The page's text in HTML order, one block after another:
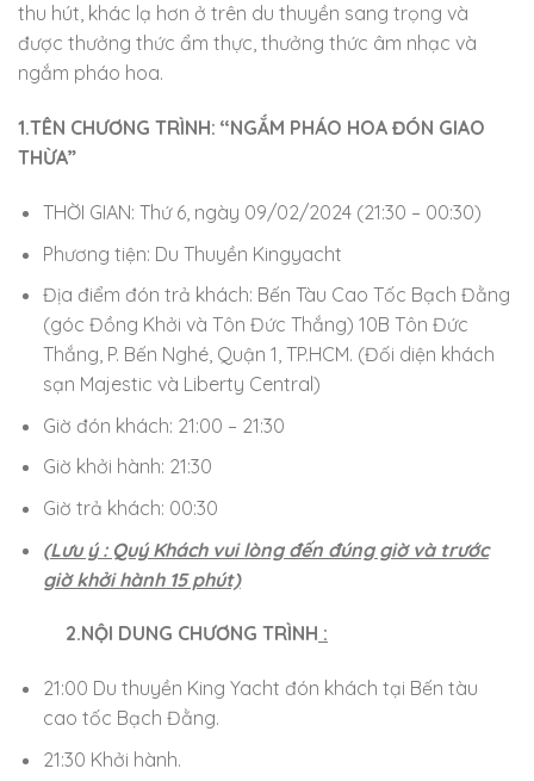
thu hút, khác lạ hơn ở trên du thuyền sang trọng và
được thưởng thức ẩm thực, thưởng thức âm nhạc và
ngắm pháo hoa.
1.TÊN CHƯƠNG TRÌNH: ‘‘NGẮM PHÁO HOA ĐÓN GIAO
THỪA”
THỜI GIAN: Thứ 6, ngày 09/02/2024 (21:30 – 00:30)
Phương tiện: Du Thuyền Kingyacht
Địa điểm đón trả khách: Bến Tàu Cao Tốc Bạch Đằng
(góc Đồng Khởi và Tôn Đức Thắng) 10B Tôn Đức
Thắng, P. Bến Nghé, Quận 1, TP.HCM. (Đối diện khách
sạn Majestic và Liberty Central)
Giờ đón khách: 21:00 – 21:30
Giờ khởi hành: 21:30
Giờ trả khách: 00:30
(Lưu ý : Quý Khách vui lòng đến đúng giờ và trước
giờ khởi hành 15 phút)
2.NỘI DUNG CHƯƠNG TRÌNH :
21:00 Du thuyền King Yacht đón khách tại Bến tàu
cao tốc Bạch Đằng.
21:30 Khởi hành.